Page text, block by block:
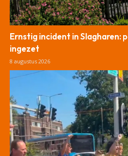
Ernstig incident in Slagharen:
ingezet
8 augustus 2026